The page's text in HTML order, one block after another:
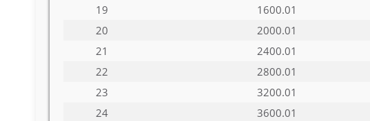
19
1600.01
20
2000.01
21
2400.01
22
2800.01
23
3200.01
24
3600.01